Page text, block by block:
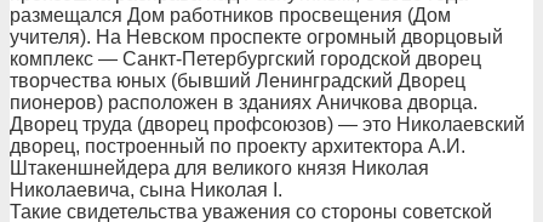
размещался Дом работников просвещения (Дом
учителя). На Невском проспекте огромный дворцовый
комплекс — Санкт-Петербургский городской дворец
творчества юных (бывший Ленинградский Дворец
пионеров) расположен в зданиях Аничкова дворца.
Дворец труда (дворец профсоюзов) — это Николаевский
дворец, построенный по проекту архитектора А.И.
Штакеншнейдера для великого князя Николая
Николаевича, сына Николая I.
Такие свидетельства уважения со стороны советской